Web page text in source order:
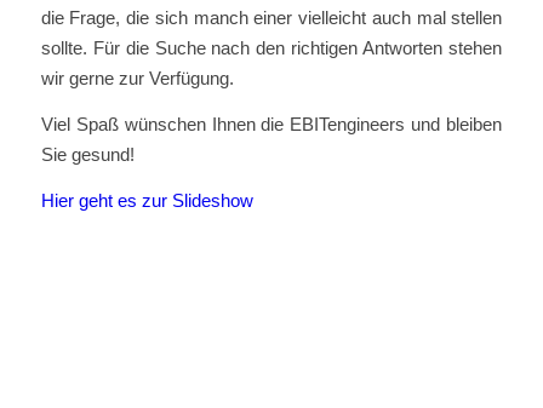
die Frage, die sich manch einer vielleicht auch mal stellen
sollte. Für die Suche nach den richtigen Antworten stehen
wir gerne zur Verfügung.
Viel Spaß wünschen Ihnen die EBITengineers und bleiben
Sie gesund!
Hier geht es zur Slideshow